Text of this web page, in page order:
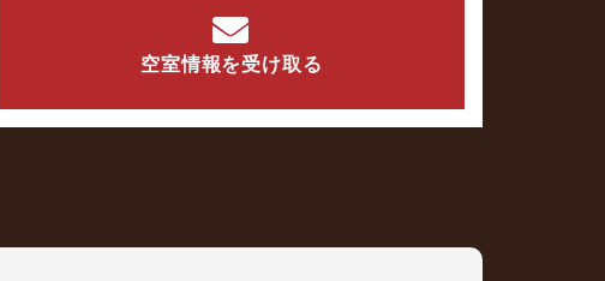
空室情報を受け取る